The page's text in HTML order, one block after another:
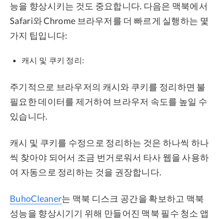
능을 향상시키는 것도 중요합니다. 다음은 맥북에서
Safari와 Chrome 브라우저를 더 빠르게 실행하는 몇
가지 팁입니다:
캐시 및 쿠키 정리:
주기적으로 브라우저의 캐시와 쿠키를 정리하면 불
필요한 데이터를 제거하여 브라우저 속도를 높일 수
있습니다.
캐시 및 쿠키를 수정으로 정리하는 것은 하나씩 하나
씩 찾아야 되어서 조금 번거로워서 타사 웹을 사용하
여 자동으로 정리하는 것을 권장합니다.
BuhoCleaner는 맥북 디스크 공간을 확보하고 맥북
성능을 향상시기기 위해 만들어진 맥북 필수 청소 앱